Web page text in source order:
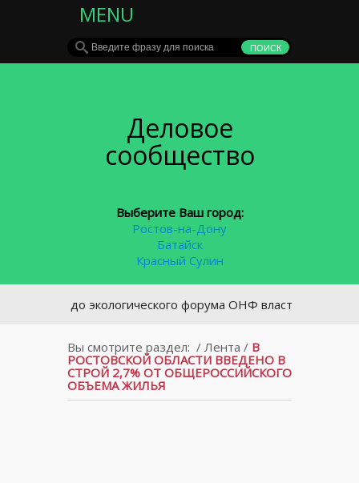
MENU
Деловое
сообщество
Выберите Ваш город:
Ростов-на-Дону
Батайск
Красный Сулин
до экологического форума ОНФ власти Ростова
Вы смотрите раздел: / Лента / В
РОСТОВСКОЙ ОБЛАСТИ ВВЕДЕНО В
СТРОЙ 2,7% ОТ ОБЩЕРОССИЙСКОГО
ОБЪЕМА ЖИЛЬЯ